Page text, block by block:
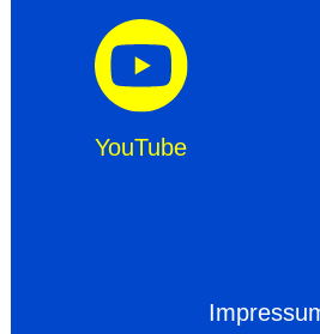
YouTube